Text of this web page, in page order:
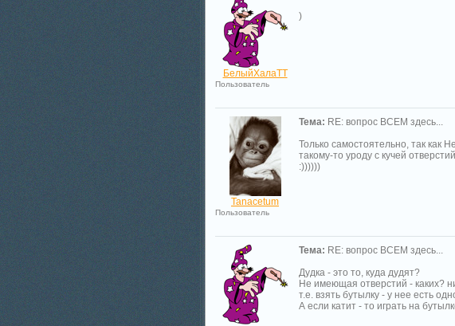
БелыйХалаТТ
Пользователь
)
Tanacetum
Пользователь
Тема: RE: вопрос ВСЕМ здесь...
Только самостоятельно, так как
такому-то уроду с кучей
:))))))
Тема: RE: вопрос ВСЕМ здесь...
Дудка - это то, куда дудят?
Не имеющая отверстий - каких?
т.е. взять бутылку - у нее есть
А если катит - то играть на